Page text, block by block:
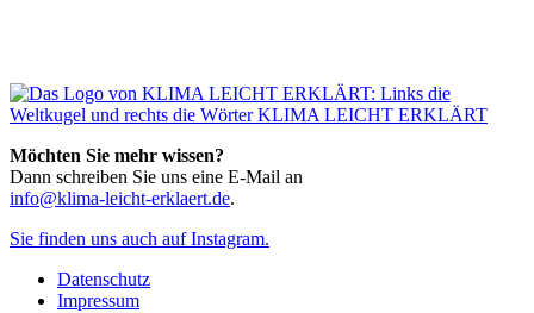
Möchten Sie mehr wissen?
Dann schreiben Sie uns eine E-Mail an
info@klima-leicht-erklaert.de.
Sie finden uns auch auf Instagram.
Datenschutz
Impressum